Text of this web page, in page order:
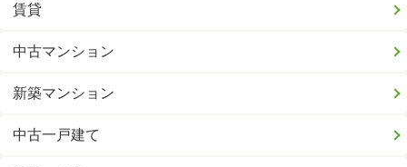
賃貸
中古マンション
新築マンション
中古一戸建て